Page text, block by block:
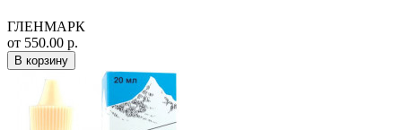
ГЛЕНМАРК
от 550.00 р.
В корзину